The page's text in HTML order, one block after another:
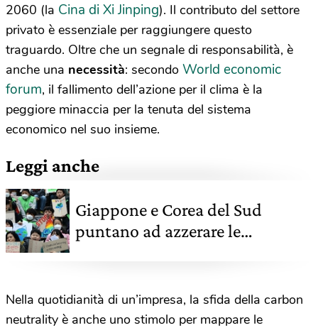
2060 (la Cina di Xi Jinping). Il contributo del settore
privato è essenziale per raggiungere questo
traguardo. Oltre che un segnale di responsabilità, è
anche una necessità: secondo World economic
forum, il fallimento dell’azione per il clima è la
peggiore minaccia per la tenuta del sistema
economico nel suo insieme.
Leggi anche
Giappone e Corea del Sud
puntano ad azzerare le
Nella quotidianità di un’impresa, la sfida della carbon
neutrality è anche uno stimolo per mappare le